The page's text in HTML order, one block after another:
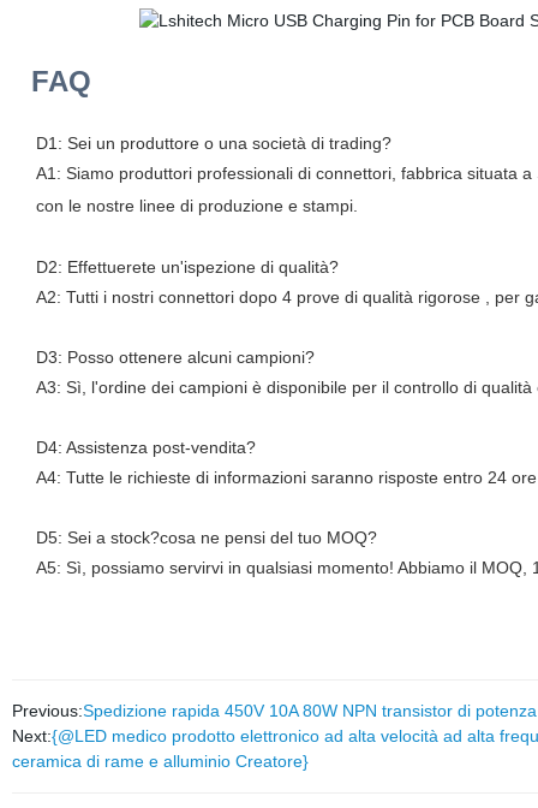
FAQ
D1: Sei un produttore o una società di trading?
A1: Siamo produttori professionali di connettori, fabbrica situata
con le nostre linee di produzione e stampi.
D2: Effettuerete un'ispezione di qualità?
A2: Tutti i nostri connettori dopo 4 prove di qualità rigorose , per
D3: Posso ottenere alcuni campioni?
A3: Sì, l'ordine dei campioni è disponibile per il controllo di
D4: Assistenza post-vendita?
A4: Tutte le richieste di informazioni saranno risposte entro 24
D5: Sei a stock?cosa ne pensi del tuo MOQ?
A5: Sì, possiamo servirvi in qualsiasi momento! Abbiamo il MOQ,
Previous:Spedizione rapida 450V 10A 80W NPN transistor di
Next:{@LED medico prodotto elettronico ad alta velocità ad alta
ceramica di rame e alluminio Creatore}